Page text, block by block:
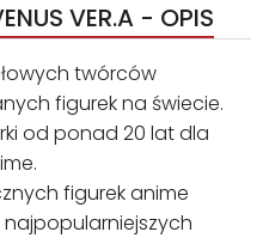
VER.A - OPIS
twórców
figurek na świecie.
od ponad 20 lat dla
figurek anime